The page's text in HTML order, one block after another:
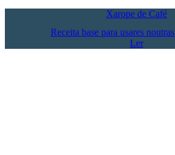
Xarope de Café
Receita base para usares
Ler